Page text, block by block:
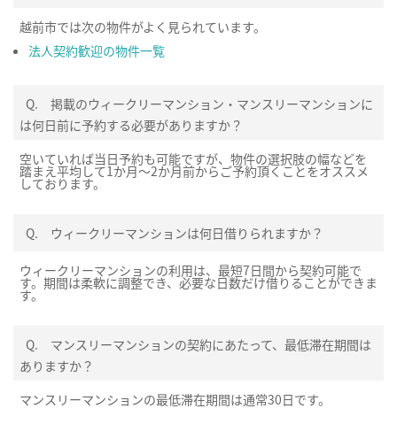
越前市では次の物件がよく見られています。
法人契約歓迎の物件一覧
Q.
掲載のウィークリーマンション・マンスリーマンションに
は何日前に予約する必要がありますか？
空いていれば当日予約も可能ですが、物件の選択肢の幅などを
踏まえ平均して1か月～2か月前からご予約頂くことをオススメ
しております。
Q. ウィークリーマンションは何日借りられますか？
ウィークリーマンションの利用は、最短7日間から契約可能で
す。期間は柔軟に調整でき、必要な日数だけ借りることができま
す。
Q.
マンスリーマンションの契約にあたって、最低滞在期間は
ありますか？
マンスリーマンションの最低滞在期間は通常30日です。